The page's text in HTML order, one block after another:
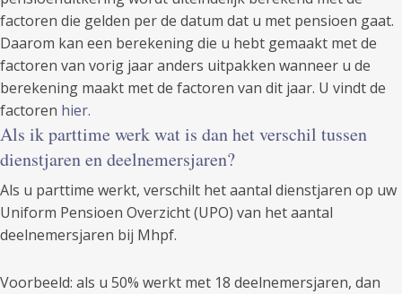
factoren die gelden per de datum dat u met pensioen gaat.
Daarom kan een berekening die u hebt gemaakt met de
factoren van vorig jaar anders uitpakken wanneer u de
berekening maakt met de factoren van dit jaar. U vindt de
factoren hier.
Als ik parttime werk wat is dan het verschil tussen
dienstjaren en deelnemersjaren?
Als u parttime werkt, verschilt het aantal dienstjaren op uw
Uniform Pensioen Overzicht (UPO) van het aantal
deelnemersjaren bij Mhpf.
Voorbeeld: als u 50% werkt met 18 deelnemersjaren, dan